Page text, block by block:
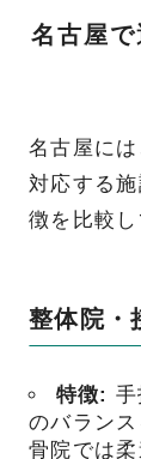
名古屋
名古屋に
対応する
徴を比較し
整体院・
特徴:
のバラン
骨院では